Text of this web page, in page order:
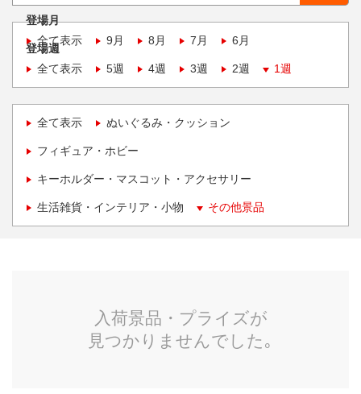
登場月
全て表示
9月 8月 7月 6月
登場週
全て表示
5週 4週 3週 2週 1週
全て表示 ぬいぐるみ・クッション
フィギュア・ホビー
キーホルダー・マスコット・アクセサリー
生活雑貨・インテリア・小物 その他景品